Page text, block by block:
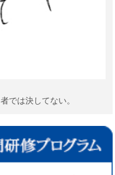
では決してない。